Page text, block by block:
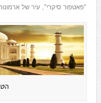
"פאטפור סיקרי", עיר של